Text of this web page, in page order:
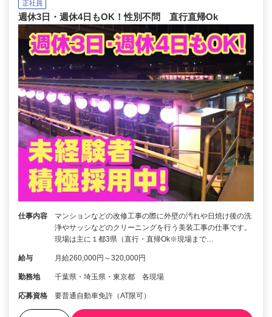
正社員
週休3日・週休4日もOK！性別不問 直行直帰Ok
仕事内容
マンションなどの改修工事の際に外壁の汚れや日焼け後の洗
浄やサッシなどのクリーニングを行う美装工事の仕事です。
現場は主に１都3県（直行・直帰Ok※現場まで…
給与 月給260,000円～320,000円
勤務地 千葉県・埼玉県・東京都 各現場
応募資格 要普通自動車免許（AT限可）